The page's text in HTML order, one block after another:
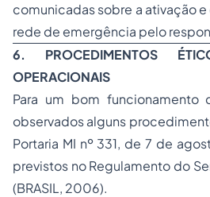
comunicadas sobre a ativação
rede de emergência pelo
6. PROCEDIMENTOS
OPERACIONAIS
Para um bom funcionamento
observados alguns
Portaria MI nº 331, de 7 de
previstos no Regulamento do
(BRASIL, 2006).